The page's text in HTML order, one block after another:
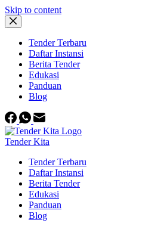
Skip to content
Tender Terbaru
Daftar Instansi
Berita Tender
Edukasi
Panduan
Blog
Tender Kita
Tender Terbaru
Daftar Instansi
Berita Tender
Edukasi
Panduan
Blog